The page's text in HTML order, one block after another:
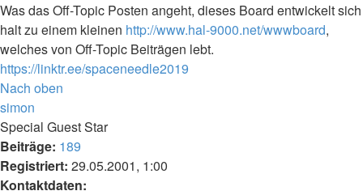
Was das Off-Topic Posten angeht, dieses Board entwickelt sich
halt zu einem kleinen http://www.hal-9000.net/wwwboard,
welches von Off-Topic Beiträgen lebt.
https://linktr.ee/spaceneedle2019
Nach oben
simon
Special Guest Star
Beiträge: 189
Registriert: 29.05.2001, 1:00
Kontaktdaten: